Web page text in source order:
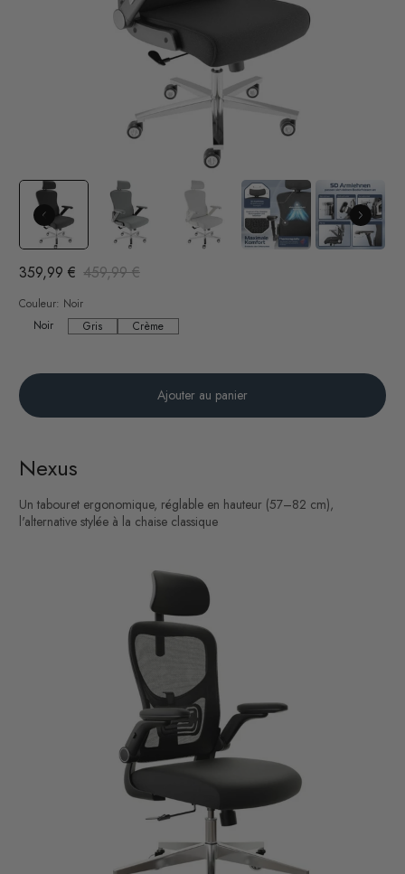
359,99 € 459,99 €
Couleur: Noir
Noir
Noir Gris
Gris Crème
Crème
Ajouter au panier
Nexus
Un tabouret ergonomique, réglable en hauteur (57–82 cm),
l'alternative stylée à la chaise classique